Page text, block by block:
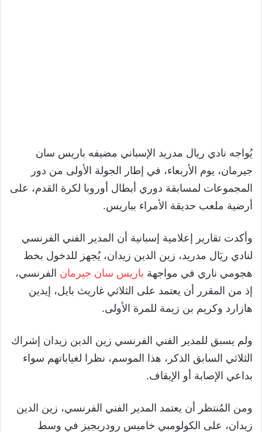
يُواجه نادي ريال مدريد الإسباني مضيفه باريس سان
جيرمان، يوم الأربعاء، في إطار الجولة الأولى من دور
المجموعات لمسابقة دوري أبطال أوروبا لكرة القدم، على
أرضية ملعب حديقة الأمراء بباريس.
وأكدت تقارير إعلامية إسبانية أن المدير الفني الفرنسي
لنادي ريَال مدريد، زين الدين زيدان، يُجهز للدخول بخط
هجومي ناري في مواجهة باريس سان جيرمان الفرنسي،
إذ من المقرر أن يعتمد على الثلاثي غاريث بايل، إيدين
هازارد وكريم بن زيمة للمرة الأولى.
ولم يسبق للمدير الفني الفرنسي زين الدين زيدان إشراك
الثلاثي السابق الذكر، هذا الموسم، نظرا لغياباتهم سواء
بداعي الإصابة أو الإيقاف.
ومن المُنتظر أن يعتمد المدير الفني الفرنسي، زين الدين
زيدان، على الكولومبي خاميس رودريجيز في وسط